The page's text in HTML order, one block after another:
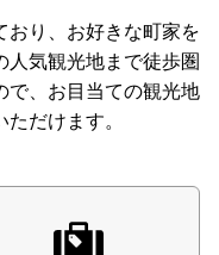
おり、お好きな町家を
人気観光地まで徒歩圏
で、お目当ての観光地
だけます。